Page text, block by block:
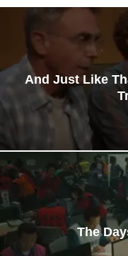
And Just Like
The